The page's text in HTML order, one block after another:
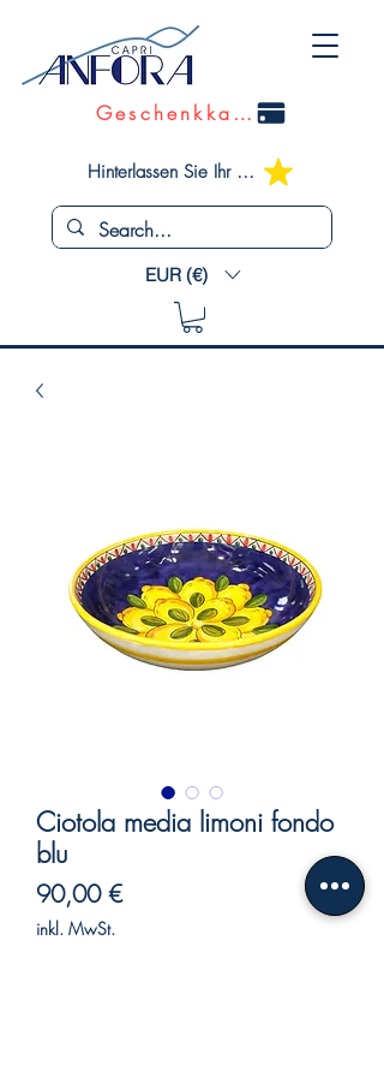
Geschenkkarte
Hinterlassen Sie Ihr Feedback
EUR (€)
Ciotola media limoni fondo
blu
90,00 €Preis
inkl. MwSt.